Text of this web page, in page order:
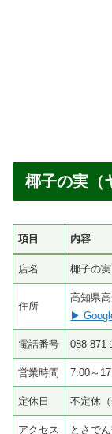
椰子の実（
項目 内容
店名 椰子の実
住所
高知県
▶
電話番号 088-871-
営業時間 7:00～
定休日 不定休
アクセス とさで